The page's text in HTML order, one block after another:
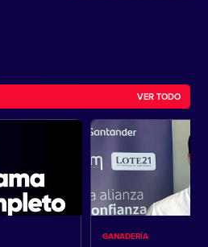
VER TODO
GANADERÍA